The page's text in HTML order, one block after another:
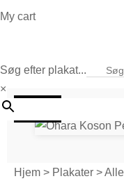
My cart
Søg efter plakat...
×
Hjem > Plakater >